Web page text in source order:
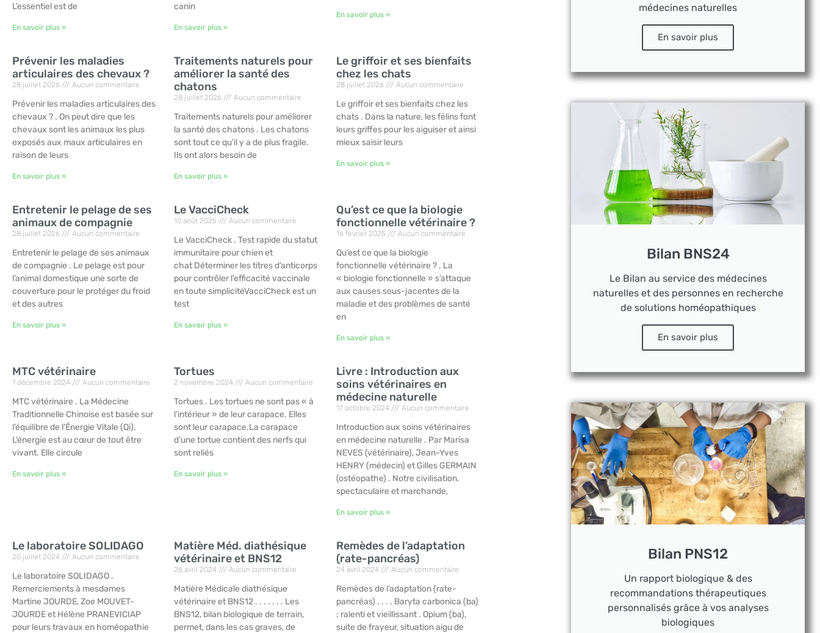
L’essentiel est de
En savoir plus »
canin
En savoir plus »
En savoir plus »
Prévenir les maladies
articulaires des chevaux ?
28 juillet 2026 Aucun commentaire
Prévenir les maladies articulaires des
chevaux ? . On peut dire que les
chevaux sont les animaux les plus
exposés aux maux articulaires en
raison de leurs
En savoir plus »
Traitements naturels pour
améliorer la santé des
chatons
28 juillet 2026 Aucun commentaire
Traitements naturels pour améliorer
la santé des chatons . Les chatons
sont tout ce qu’il y a de plus fragile.
Ils ont alors besoin de
En savoir plus »
Le griffoir et ses bienfaits
chez les chats
28 juillet 2026 Aucun commentaire
Le griffoir et ses bienfaits chez les
chats . Dans la nature, les félins font
leurs griffes pour les aiguiser et ainsi
mieux saisir leurs
En savoir plus »
Entretenir le pelage de ses
animaux de compagnie
28 juillet 2026 Aucun commentaire
Entretenir le pelage de ses animaux
de compagnie . Le pelage est pour
l’animal domestique une sorte de
couverture pour le protéger du froid
et des autres
En savoir plus »
Le VacciCheck
10 août 2025 Aucun commentaire
Le VacciCheck . Test rapide du statut
immunitaire pour chien et
chat Déterminer les titres d’anticorps
pour contrôler l’efficacité vaccinale
en toute simplicitéVacciCheck est un
test
En savoir plus »
Qu’est ce que la biologie
fonctionnelle vétérinaire ?
16 février 2025 Aucun commentaire
Qu’est ce que la biologie
fonctionnelle vétérinaire ? . La
« biologie fonctionnelle » s’attaque
aux causes sous-jacentes de la
maladie et des problèmes de santé
en
En savoir plus »
MTC vétérinaire
1 décembre 2024 Aucun commentaire
MTC vétérinaire . La Médecine
Traditionnelle Chinoise est basée sur
l’équilibre de l’Énergie Vitale (Qi).
L’énergie est au cœur de tout être
vivant. Elle circule
En savoir plus »
Tortues
2 novembre 2024 Aucun commentaire
Tortues . Les tortues ne sont pas « à
l’intérieur » de leur carapace. Elles
sont leur carapace.La carapace
d’une tortue contient des nerfs qui
sont reliés
En savoir plus »
Livre : Introduction aux
soins vétérinaires en
médecine naturelle
17 octobre 2024 Aucun commentaire
Introduction aux soins vétérinaires
en médecine naturelle . Par Marisa
NEVES (vétérinaire), Jean-Yves
HENRY (médecin) et Gilles GERMAIN
(ostéopathe) . Notre civilisation,
spectaculaire et marchande,
En savoir plus »
Le laboratoire SOLIDAGO
20 juillet 2024 Aucun commentaire
Le laboratoire SOLIDAGO .
Remerciements à mesdames
Martine JOURDE, Zoe MOUVET-
JOURDE et Hélène PRANEVICIAP
pour leurs travaux en homéopathie
Matière Méd. diathésique
vétérinaire et BNS12
26 avril 2024 Aucun commentaire
Matière Médicale diathésique
vétérinaire et BNS12 . . . . . . . Les
BNS12, bilan biologique de terrain,
permet, dans les cas graves, de
Remèdes de l’adaptation
(rate-pancréas)
24 avril 2024 Aucun commentaire
Remèdes de l’adaptation (rate-
pancréas) . . . . Baryta carbonica (ba)
: ralenti et vieillissant . Opium (ba),
suite de frayeur, situation aigu de
médecines naturelles
En savoir plus
Bilan BNS24
Le Bilan au service des médecines
naturelles et des personnes en recherche
de solutions homéopathiques
En savoir plus
Bilan PNS12
Un rapport biologique & des
recommandations thérapeutiques
personnalisés grâce à vos analyses
biologiques